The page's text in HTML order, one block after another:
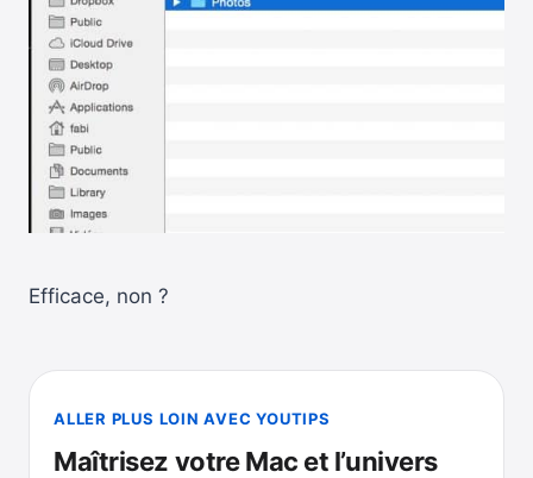
Efficace, non ?
ALLER PLUS LOIN AVEC YOUTIPS
Maîtrisez votre Mac et l’univers